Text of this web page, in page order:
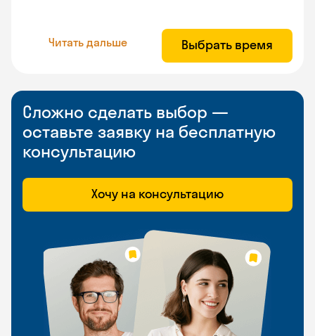
Читать дальше Выбрать время
Сложно сделать выбор —
оставьте заявку на бесплатную
консультацию
Хочу на консультацию